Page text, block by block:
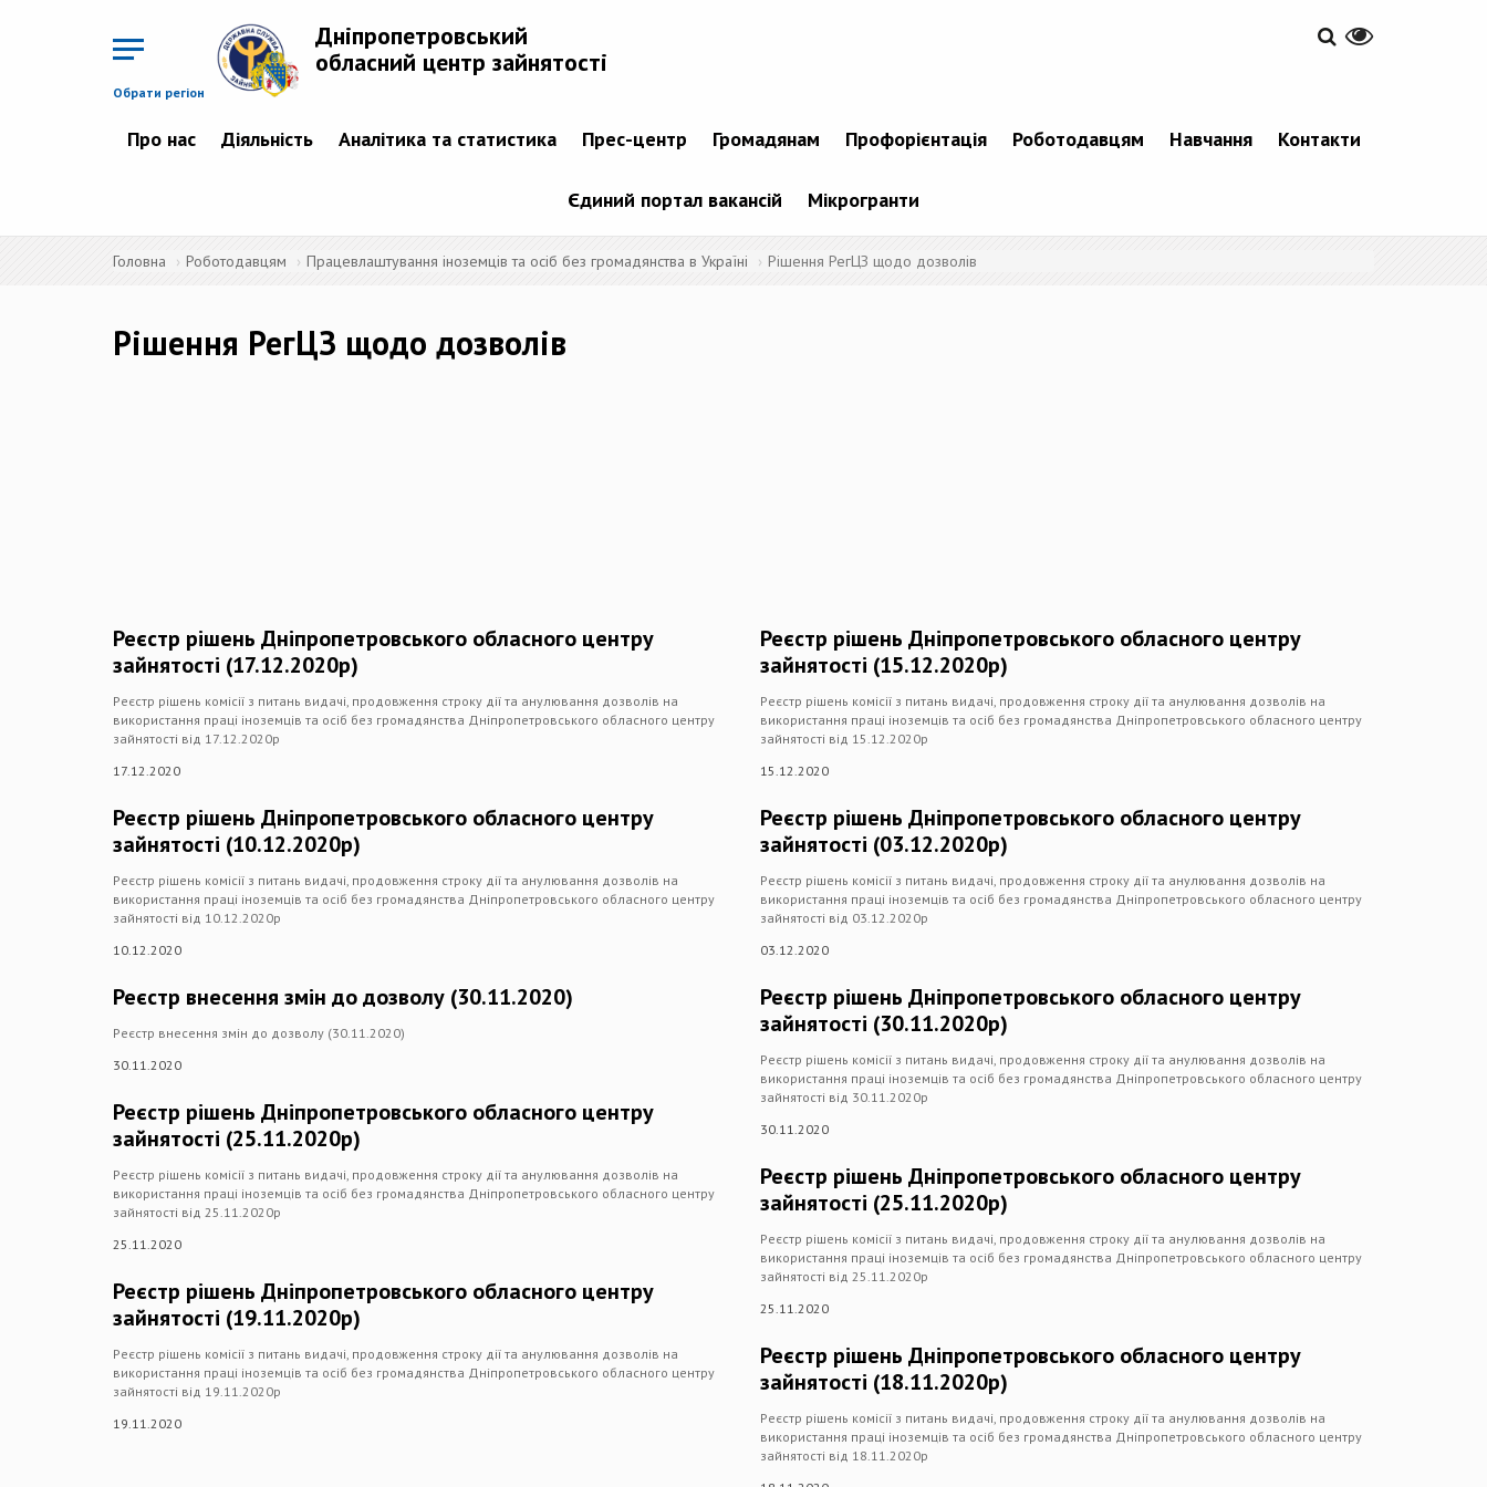
Обрати регіон
Дніпропетровський
обласний центр зайнятості
Про нас Діяльність Аналітика та статистика Прес-центр Громадянам Профорієнтація Роботодавцям Навчання Контакти
Єдиний портал вакансій Мікрогранти
Головна Роботодавцям Працевлаштування іноземців та осіб без громадянства в Україні Рішення РегЦЗ щодо дозволів
Рішення РегЦЗ щодо дозволів
Реєстр рішень Дніпропетровського обласного центру
зайнятості (17.12.2020р)
Реєстр рішень комісії з питань видачі, продовження строку дії та анулювання дозволів на
використання праці іноземців та осіб без громадянства Дніпропетровського обласного центру
зайнятості від 17.12.2020р
17.12.2020
Реєстр рішень Дніпропетровського обласного центру
зайнятості (10.12.2020р)
Реєстр рішень комісії з питань видачі, продовження строку дії та анулювання дозволів на
використання праці іноземців та осіб без громадянства Дніпропетровського обласного центру
зайнятості від 10.12.2020р
10.12.2020
Реєстр внесення змін до дозволу (30.11.2020)
Реєстр внесення змін до дозволу (30.11.2020)
30.11.2020
Реєстр рішень Дніпропетровського обласного центру
зайнятості (25.11.2020р)
Реєстр рішень комісії з питань видачі, продовження строку дії та анулювання дозволів на
використання праці іноземців та осіб без громадянства Дніпропетровського обласного центру
зайнятості від 25.11.2020р
25.11.2020
Реєстр рішень Дніпропетровського обласного центру
зайнятості (19.11.2020р)
Реєстр рішень комісії з питань видачі, продовження строку дії та анулювання дозволів на
використання праці іноземців та осіб без громадянства Дніпропетровського обласного центру
зайнятості від 19.11.2020р
19.11.2020
Реєстр рішень Дніпропетровського обласного центру
зайнятості (15.12.2020р)
Реєстр рішень комісії з питань видачі, продовження строку дії та анулювання дозволів на
використання праці іноземців та осіб без громадянства Дніпропетровського обласного центру
зайнятості від 15.12.2020р
15.12.2020
Реєстр рішень Дніпропетровського обласного центру
зайнятості (03.12.2020р)
Реєстр рішень комісії з питань видачі, продовження строку дії та анулювання дозволів на
використання праці іноземців та осіб без громадянства Дніпропетровського обласного центру
зайнятості від 03.12.2020р
03.12.2020
Реєстр рішень Дніпропетровського обласного центру
зайнятості (30.11.2020р)
Реєстр рішень комісії з питань видачі, продовження строку дії та анулювання дозволів на
використання праці іноземців та осіб без громадянства Дніпропетровського обласного центру
зайнятості від 30.11.2020р
30.11.2020
Реєстр рішень Дніпропетровського обласного центру
зайнятості (25.11.2020р)
Реєстр рішень комісії з питань видачі, продовження строку дії та анулювання дозволів на
використання праці іноземців та осіб без громадянства Дніпропетровського обласного центру
зайнятості від 25.11.2020р
25.11.2020
Реєстр рішень Дніпропетровського обласного центру
зайнятості (18.11.2020р)
Реєстр рішень комісії з питань видачі, продовження строку дії та анулювання дозволів на
використання праці іноземців та осіб без громадянства Дніпропетровського обласного центру
зайнятості від 18.11.2020р